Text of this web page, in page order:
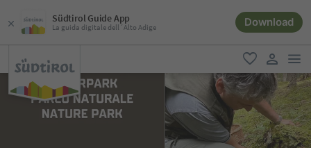
Südtirol Guide App
La guida digitale dell´Alto Adige Download
favoriti
user link